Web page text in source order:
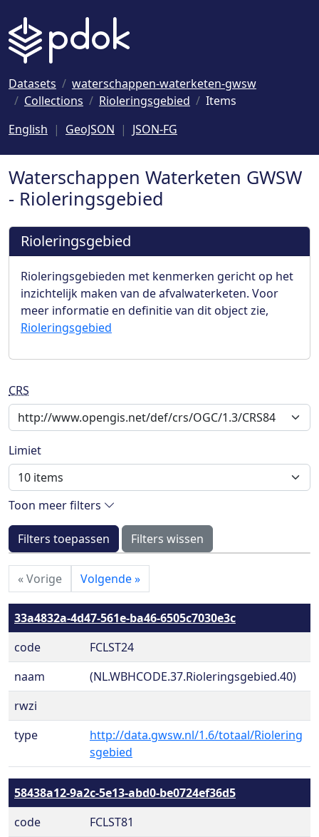
Datasets
waterschappen-waterketen-gwsw
Collections
Rioleringsgebied
Items
English
GeoJSON JSON-FG
Waterschappen Waterketen GWSW
- Rioleringsgebied
Rioleringsgebied
Rioleringsgebieden met kenmerken gericht op het
inzichtelijk maken van de afvalwaterketen. Voor
meer informatie en definitie van dit object zie,
Rioleringsgebied
CRS
Limiet
Toon meer filters
Filters toepassen Filters wissen
«Vorige Volgende»
33a4832a-4d47-561e-ba46-6505c7030e3c
code
FCLST24
naam
(NL.WBHCODE.37.Rioleringsgebied.40)
rwzi
type
http://data.gwsw.nl/1.6/totaal/Riolering
sgebied
58438a12-9a2c-5e13-abd0-be0724ef36d5
code
FCLST81